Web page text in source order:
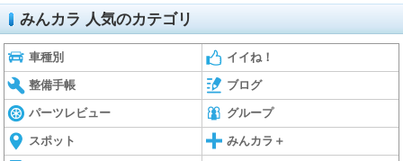
みんカラ 人気のカテゴリ
車種別 イイね！
整備手帳 ブログ
パーツレビュー グループ
スポット みんカラ＋